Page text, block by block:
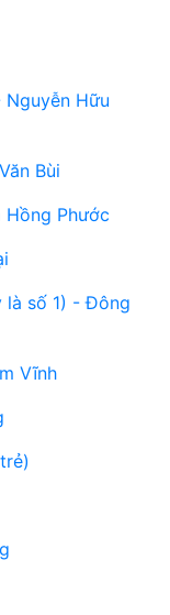
Hữu
Bùi
Hồng Phước
là số 1) - Đông
Vĩnh